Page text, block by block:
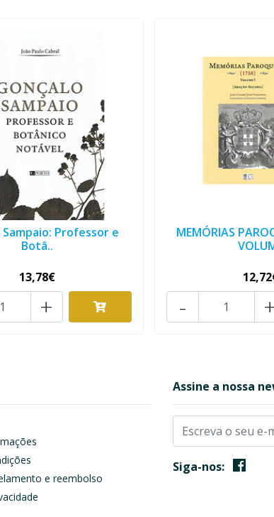
Sampaio: Professor e
Botâ..
13,78€
+
MEMÓRIAS
-
e reembolso
Assine a nossa
Siga-nos: